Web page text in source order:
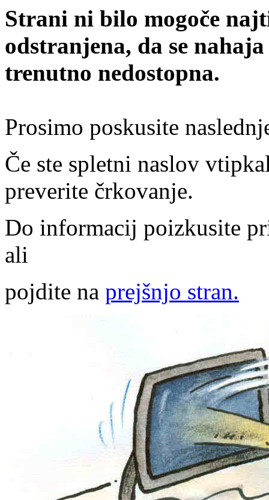
Strani ni bilo mogoče
odstranjena, da se
trenutno nedostopna.
Prosimo poskusite
Če ste spletni naslov
preverite črkovanje.
Do informacij poizkusite
ali
pojdite na prejšnjo stran.